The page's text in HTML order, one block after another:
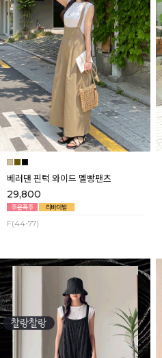
베러댄 핀턱 와이드 멜빵팬츠
29,800
F(44-77)